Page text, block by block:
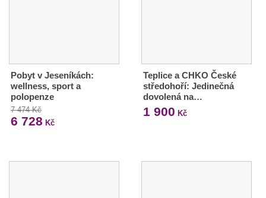
Pobyt v Jeseníkách:
wellness, sport a
polopenze
7 474 Kč
6 728 Kč
Teplice a CHKO České
středohoří: Jedinečná
dovolená na…
1 900 Kč